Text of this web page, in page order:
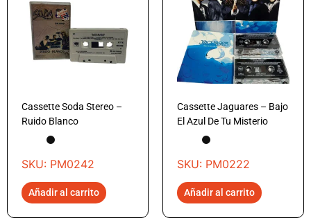
Cassette Soda Stereo –
Ruido Blanco
SKU: PM0242
Añadir al carrito
Cassette Jaguares – Bajo
El Azul De Tu Misterio
SKU: PM0222
Añadir al carrito